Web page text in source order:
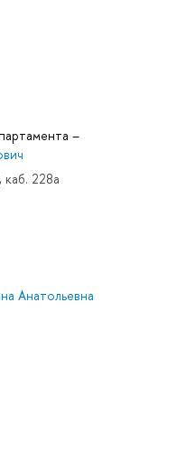
–
каб. 228а
Анатольевна